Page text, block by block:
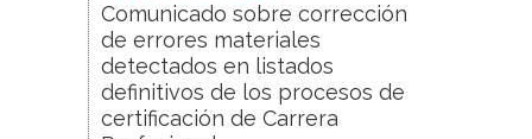
Comunicado sobre corrección
de errores materiales
detectados en listados
definitivos de los procesos de
certificación de Carrera